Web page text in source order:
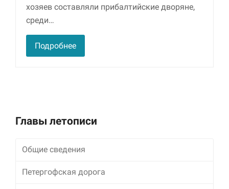
хозяев составляли прибалтийские дворяне,
среди…
Подробнее
Главы летописи
Общие сведения
Петергофская дорога
того, как он
используется.